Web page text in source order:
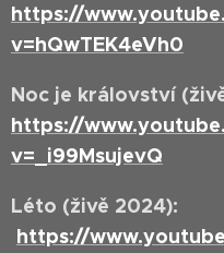
https://
v=hQwTEK4eVh0
Noc je království
https://
v=_i99MsujevQ
Léto (živě
https://